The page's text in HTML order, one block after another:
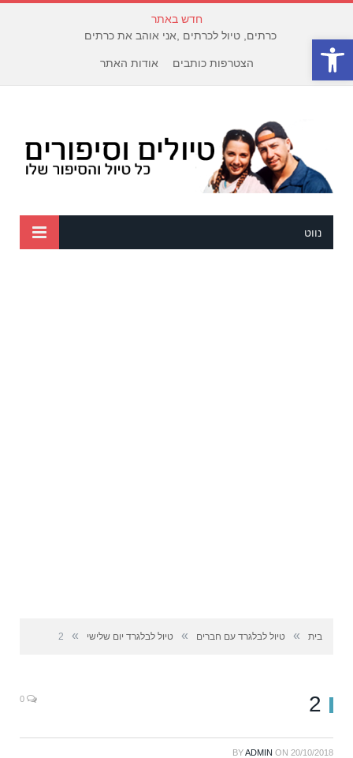
פתח סרגל נגישות
חדש באתר
כרתים, טיול לכרתים ,אני אוהב את כרתים
הצטרפות כותבים אודות האתר
נווט
בית » טיול לבלגרד עם חברים » טיול לבלגרד יום שלישי »
2
2
BYADMIN ON 20/10/2018